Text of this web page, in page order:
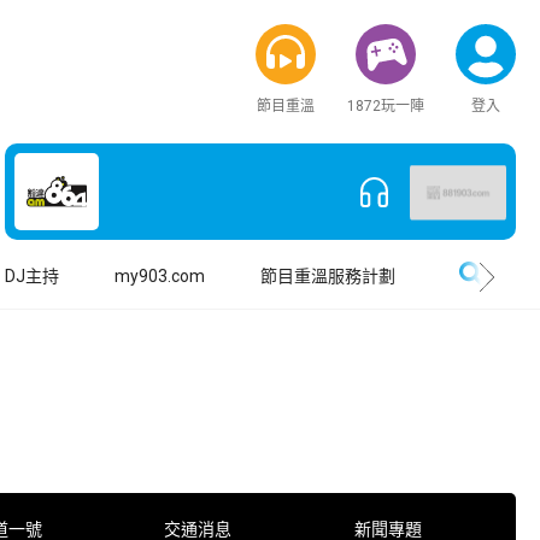
節目重溫 1872玩一陣 登入
DJ主持 my903.com 節目重溫服務計劃
一號 交通消息 新聞專題